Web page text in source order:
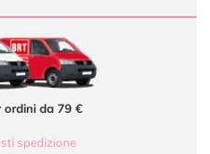
ordini da 79 €
spedizione